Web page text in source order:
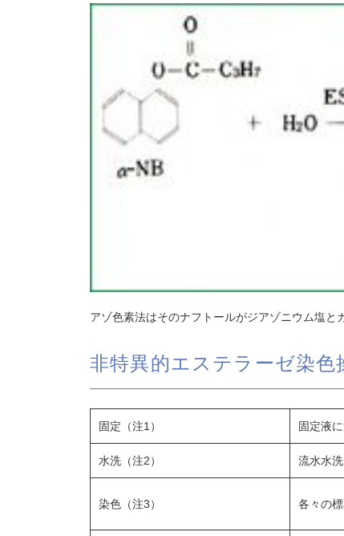
アゾ色素法はそのナフトールがジアゾニウム塩と
非特異的エステラーゼ染
固定（注1） 固定液
水洗（注2） 流水水
染色（注3） 各々の